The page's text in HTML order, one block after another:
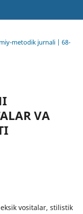
metodik jurnali | 68-
VA
vositalar, stilistik